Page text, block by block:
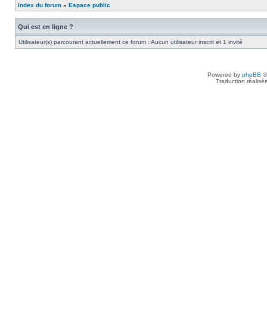
Index du forum » Espace public
Qui est en ligne ?
Utilisateur(s) parcourant actuellement ce forum : Aucun utilisateur inscrit et 1 invité
Powered by phpBB
Traduction